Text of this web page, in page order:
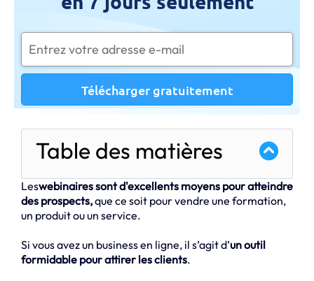
Télécharger gratuitement
Table des matières
Leswebinaires sont d'excellents moyens pour atteindre
des prospects,que ce soit pour vendre une formation,
un produit ou un service.
Si vous avez un business en ligne, il s’agit d’un outil
formidable pour attirer les clients.